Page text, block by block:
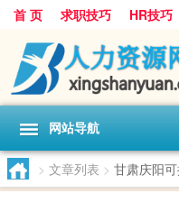
首 页 求职技巧 HR技巧
网站导航
> 文章列表 > 甘肃庆阳